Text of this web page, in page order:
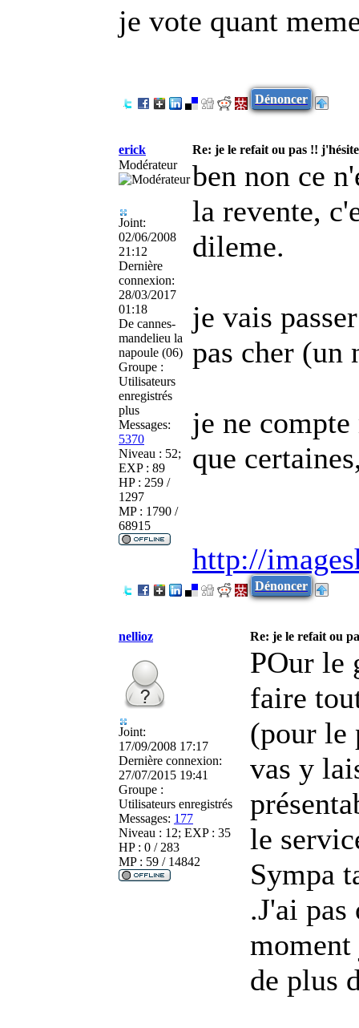
je vote quant
Dénoncer
erick
Re: je le refait ou pas !! j'hésite
Modérateur
Joint:
02/06/2008
21:12
Dernière
connexion:
28/03/2017
01:18
De cannes-
mandelieu la
napoule (06)
Groupe :
Utilisateurs
enregistrés
plus
Messages:
5370
Niveau : 52;
EXP : 89
HP : 259 /
1297
MP : 1790 /
68915
ben non ce
la revente,
dileme.
je vais
pas cher (un
je ne compte
que
http://
Dénoncer
nellioz Re: je le refait ou
Joint:
17/09/2008 17:17
Dernière connexion:
27/07/2015 19:41
Groupe :
Utilisateurs enregistrés
Messages: 177
Niveau : 12; EXP : 35
HP : 0 / 283
MP : 59 / 14842
POur le
faire
(pour le
vas y
le
Sympa
.J'ai
de plus